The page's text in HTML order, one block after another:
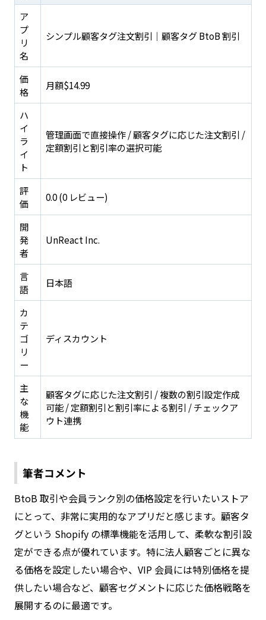
ア
プ
リ
名
シンプル顧客タグ注文割引｜顧客タグ BtoB 割引
価
格
月額$14.99
ハ
イ
ラ
イ
ト
管理画面で直接操作 / 顧客タグに応じた注文割引 /
定額割引と割引率の選択可能
評
価
0.0 (0 レビュー)
開
発
者
UnReact Inc.
言
語
日本語
カ
テ
ゴ
リ
ー
ディスカウント
主
な
機
能
顧客タグに応じた注文割引 / 複数の割引設定作成
可能 / 定額割引と割引率による割引 / チェックア
ウト連携
筆者コメント
BtoB 取引や会員ランク別の価格設定を行いたいストア
にとって、非常に実用的なアプリだと感じます。顧客タ
グという Shopify の標準機能を活用して、柔軟な割引設
定ができる点が優れています。特に法人顧客ごとに異な
る価格を設定したい場合や、VIP 会員には特別価格を提
供したい場合など、顧客セグメントに応じた価格戦略を
展開するのに最適です。